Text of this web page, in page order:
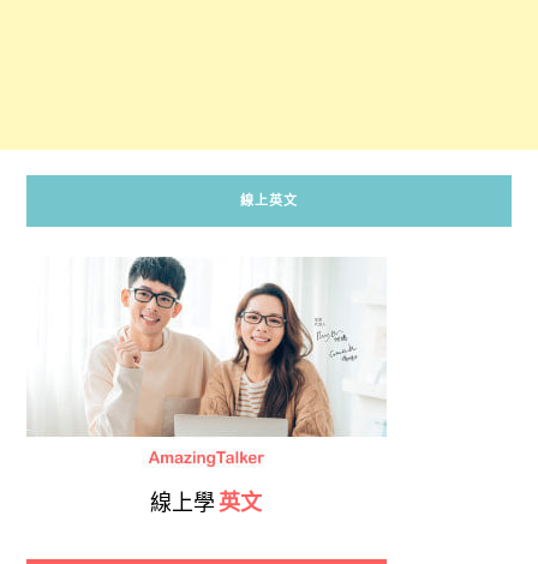
線上英文
線上學 英文